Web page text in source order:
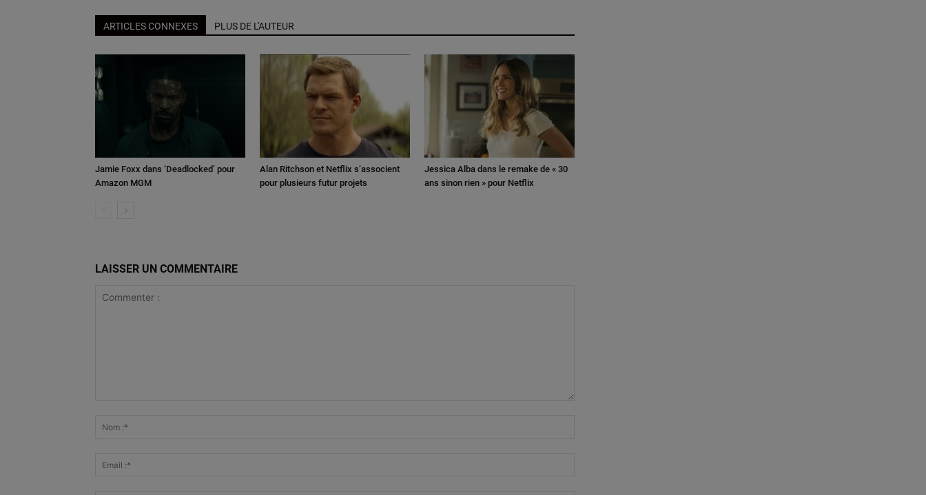
ARTICLES CONNEXES PLUS DE L'AUTEUR
Jamie Foxx dans ‘Deadlocked’ pour
Amazon MGM
Alan Ritchson et Netflix s’associent
pour plusieurs futur projets
Jessica Alba dans le remake de « 30
ans sinon rien » pour Netflix
LAISSER UN COMMENTAIRE